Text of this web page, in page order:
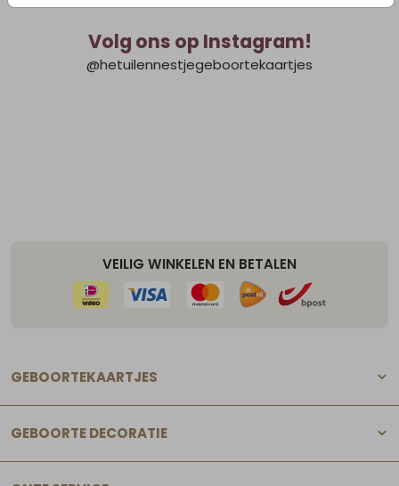
Volg ons op Instagram!
@hetuilennestjegeboortekaartjes
VEILIG WINKELEN EN BETALEN
GEBOORTEKAARTJES
GEBOORTE DECORATIE